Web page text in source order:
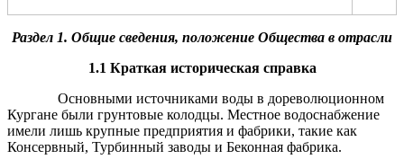
Раздел 1. Общие сведения, положение Общества в отрасли
1.1 Краткая историческая справка
Основными источниками воды в дореволюционном
Кургане были грунтовые колодцы. Местное водоснабжение
имели лишь крупные предприятия и фабрики, такие как
Консервный, Турбинный заводы и Беконная фабрика.